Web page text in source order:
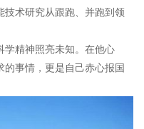
技术研究从跟跑、并跑到领
精神照亮未知。在他心
事情，更是自己赤心报国